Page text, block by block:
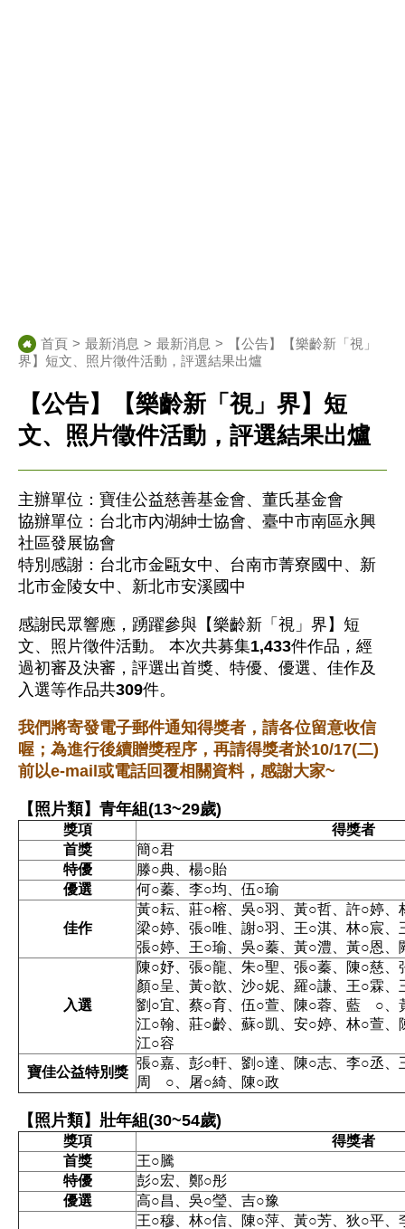
首頁 最新消息 最新消息
【公告】【樂齡新「視」
界】短文、照片徵件活動，評選結果出爐
【公告】【樂齡新「視」界】短
文、照片徵件活動，評選結果出爐
主辦單位：寶佳公益慈善基金會、董氏基金會
協辦單位：台北市內湖紳士協會、臺中市南區永興
社區發展協會
特別感謝：台北市金甌女中、台南市菁寮國中、新
北市金陵女中、新北市安溪國中
感謝民眾響應，踴躍參與【樂齡新「視」界】短
文、照片徵件活動。 本次共募集1,433件作品，經
過初審及決審，評選出首獎、特優、優選、佳作及
入選等作品共309件。
我們將寄發電子郵件通知得獎者，請各位留意收信
喔；為進行後續贈獎程序，再請得獎者於10/17(二)
前以e-mail或電話回覆相關資料，感謝大家~
【照片類】青年組(13~29歲)
獎項
得獎者
首獎
簡○君
特優
滕○典、楊○貽
優選
何○蓁、李○均、伍○瑜
佳作
黃○耘、莊○榕、吳○羽、黃○哲、許○婷、
梁○婷、張○唯、謝○羽、王○淇、林○宸、
張○婷、王○瑜、吳○蓁、黃○澧、黃○恩、
入選
陳○妤、張○龍、朱○聖、張○蓁、陳○慈、
顏○呈、黃○歆、沙○妮、羅○謙、王○霖、
劉○宜、蔡○育、伍○萱、陳○蓉、藍 ○
江○翰、莊○齡、蘇○凱、安○婷、林○萱、
江○容
寶佳公益特別獎
張○嘉、彭○軒、劉○達、陳○志、李○丞、
周 ○、屠○綺、陳○政
【照片類】壯年組(30~54歲)
獎項
得獎者
首獎
王○騰
特優
彭○宏、鄭○彤
優選
高○昌、吳○瑩、吉○豫
王○穆、林○信、陳○萍、黃○芳、狄○平、